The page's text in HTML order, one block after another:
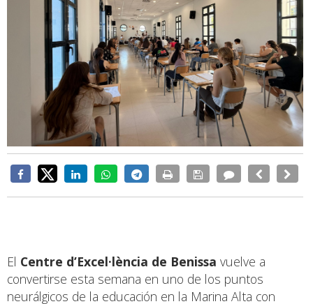
El Centre d’Excel·lència de Benissa vuelve a
convertirse esta semana en uno de los puntos
neurálgicos de la educación en la Marina Alta con